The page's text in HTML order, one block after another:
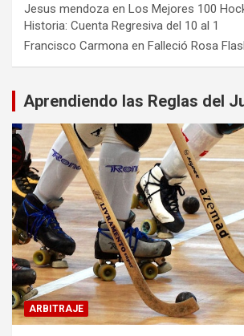
Jesus mendoza en Los Mejores 100
Historia: Cuenta Regresiva del 10 al 1
Francisco Carmona en Falleció Rosa
Aprendiendo las Reglas del
ARBITRAJE